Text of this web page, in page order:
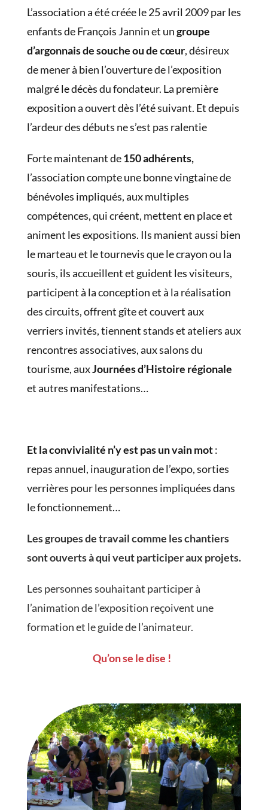
L’association a été créée le 25 avril 2009 par les
enfants de François Jannin et ungroupe
d’argonnais de souche ou de cœur, désireux
de mener à bien l’ouverture de l’exposition
malgré le décès du fondateur. La première
exposition a ouvert dès l’été suivant. Et depuis
l’ardeur des débuts ne s’est pas ralentie
Forte maintenant de150 adhérents,
l’association compte une bonne vingtaine de
bénévoles impliqués, aux multiples
compétences, qui créent, mettent en place et
animent les expositions. Ils manient aussi bien
le marteau et le tournevis que le crayon ou la
souris, ils accueillent et guident les visiteurs,
participent à la conception et à la réalisation
des circuits, offrent gîte et couvert aux
verriers invités, tiennent stands et ateliers aux
rencontres associatives, aux salons du
tourisme, auxJournées d’Histoire régionale
et autres manifestations…
Et la convivialité n’y est pas un vain mot:
repas annuel, inauguration de l’expo, sorties
verrières pour les personnes impliquées dans
le fonctionnement…
Les groupes de travail comme les chantiers
sont ouverts à qui veut participer aux projets.
Les personnes souhaitant participer à
l’animation de l’exposition reçoivent une
formation et le guide de l’animateur.
Qu’on se le dise !